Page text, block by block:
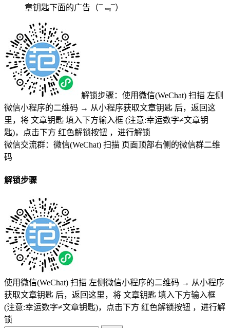
章钥匙下面的广告 （¯﹃¯）
解锁步骤：使用微信(WeChat) 扫描 左侧
微信小程序的二维码 → 从小程序获取文章钥匙 后，返回这
里，将 文章钥匙 填入下方输入框 (注意:幸运数字≠文章钥
匙)，点击下方 红色解锁按钮 ，进行解锁
微信交流群：微信(WeChat) 扫描 页面顶部右侧的微信群二维
码
解锁步骤
使用微信(WeChat) 扫描 左侧微信小程序的二维码 → 从小程序
获取文章钥匙 后，返回这里，将 文章钥匙 填入下方输入框
(注意:幸运数字≠文章钥匙)，点击下方 红色解锁按钮 ，进行解
锁